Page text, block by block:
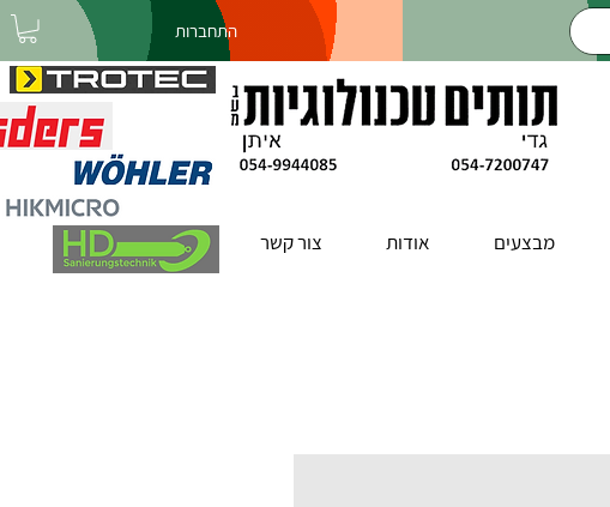
התחברות
מבצעים אודות צור קשר